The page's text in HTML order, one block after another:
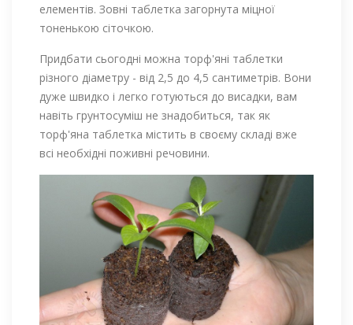
елементів. Зовні таблетка загорнута міцної
тоненькою сіточкою.
Придбати сьогодні можна торф'яні таблетки
різного діаметру - від 2,5 до 4,5 сантиметрів. Вони
дуже швидко і легко готуються до висадки, вам
навіть грунтосуміш не знадобиться, так як
торф'яна таблетка містить в своєму складі вже
всі необхідні поживні речовини.